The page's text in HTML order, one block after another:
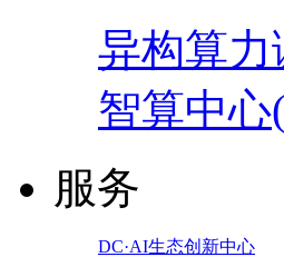
异构算
智算中心
服务
DC·AI生态创新中心